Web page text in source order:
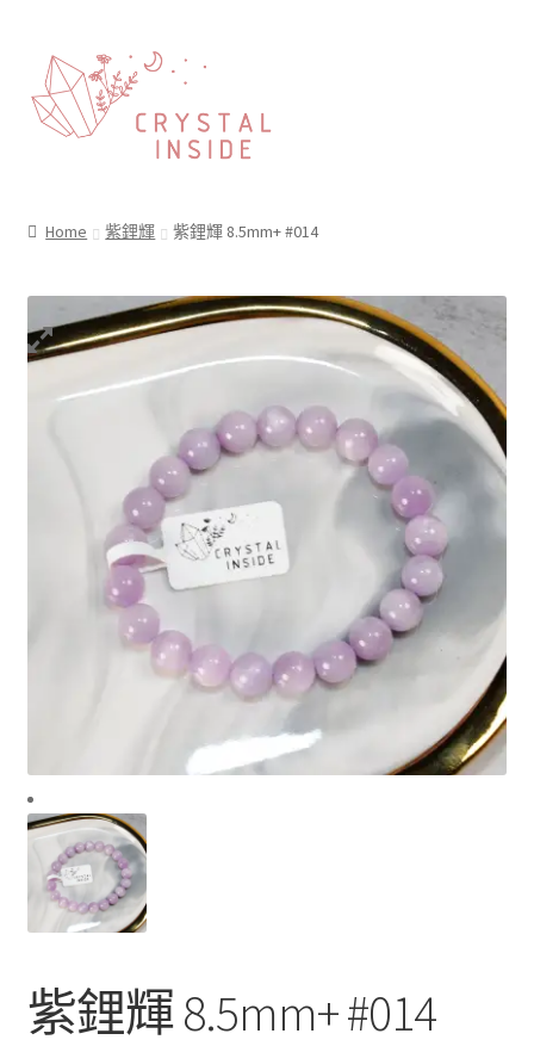
Home 紫鋰輝 紫鋰輝 8.5mm+ #014
紫鋰輝 8.5mm+ #014